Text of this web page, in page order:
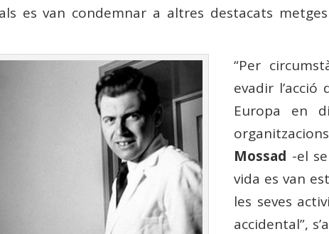
es van condemnar a altres destacats
“Per
evadir
Europa en
Mossad -el
vida es van
les seves
accidental”,